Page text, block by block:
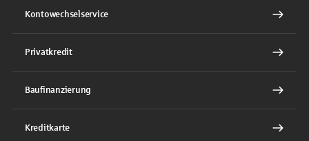
Kontowechselservice
Privatkredit
Baufinanzierung
Kreditkarte